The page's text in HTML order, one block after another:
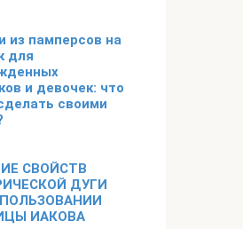
из памперсов на
для
и девочек: что
своими
СВОЙСТВ
ДУГИ
ИАКОВА